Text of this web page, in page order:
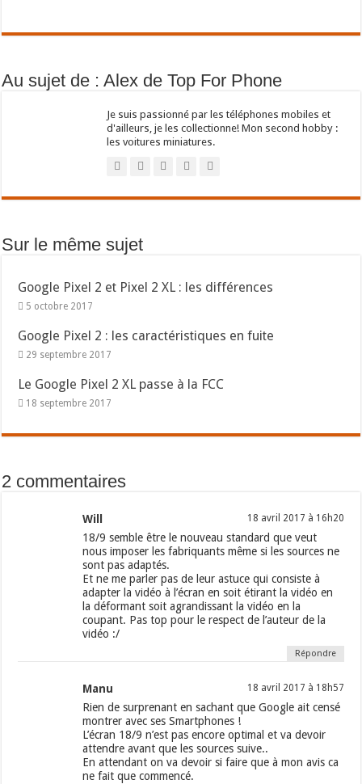
Au sujet de : Alex de Top For Phone
Je suis passionné par les téléphones mobiles et
d'ailleurs, je les collectionne! Mon second hobby :
les voitures miniatures.
Sur le même sujet
Google Pixel 2 et Pixel 2 XL : les différences
5 octobre 2017
Google Pixel 2 : les caractéristiques en fuite
29 septembre 2017
Le Google Pixel 2 XL passe à la FCC
18 septembre 2017
2 commentaires
Will 18 avril 2017 à 16h20
18/9 semble être le nouveau standard que veut
nous imposer les fabriquants même si les sources ne
sont pas adaptés.
Et ne me parler pas de leur astuce qui consiste à
adapter la vidéo à l’écran en soit étirant la vidéo en
la déformant soit agrandissant la vidéo en la
coupant. Pas top pour le respect de l’auteur de la
vidéo :/
Répondre
Manu 18 avril 2017 à 18h57
Rien de surprenant en sachant que Google ait censé
montrer avec ses Smartphones !
L’écran 18/9 n’est pas encore optimal et va devoir
attendre avant que les sources suive..
En attendant on va devoir si faire que à mon avis ca
ne fait que commencé.